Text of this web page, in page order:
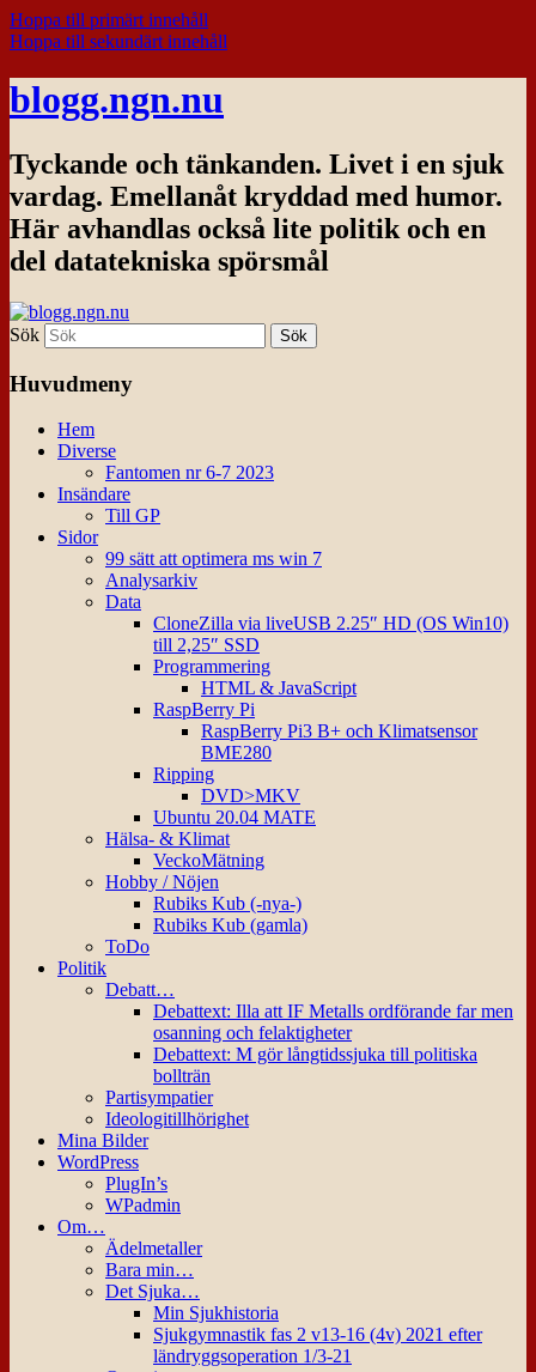
Hoppa till primärt innehåll
Hoppa till sekundärt innehåll
blogg.ngn.nu
Tyckande och tänkanden. Livet i en sjuk
vardag. Emellanåt kryddad med humor.
Här avhandlas också lite politik och en
del datatekniska spörsmål
Sök
Huvudmeny
Hem
Diverse
Fantomen nr 6-7 2023
Insändare
Till GP
Sidor
99 sätt att optimera ms win 7
Analysarkiv
Data
CloneZilla via liveUSB 2.25″ HD (OS Win10)
till 2,25″ SSD
Programmering
HTML & JavaScript
RaspBerry Pi
RaspBerry Pi3 B+ och Klimatsensor
BME280
Ripping
DVD>MKV
Ubuntu 20.04 MATE
Hälsa- & Klimat
VeckoMätning
Hobby / Nöjen
Rubiks Kub (-nya-)
Rubiks Kub (gamla)
ToDo
Politik
Debatt…
Debattext: Illa att IF Metalls ordförande far men
osanning och felaktigheter
Debattext: M gör långtidssjuka till politiska
bollträn
Partisympatier
Ideologitillhörighet
Mina Bilder
WordPress
PlugIn’s
WPadmin
Om…
Ädelmetaller
Bara min…
Det Sjuka…
Min Sjukhistoria
Sjukgymnastik fas 2 v13-16 (4v) 2021 efter
ländryggsoperation 1/3-21